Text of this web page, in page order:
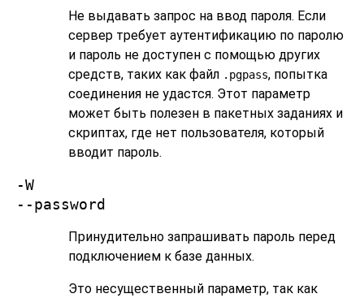
Не выдавать запрос на ввод пароля. Если
сервер требует аутентификацию по паролю
и пароль не доступен с помощью других
средств, таких как файл .pgpass, попытка
соединения не удастся. Этот параметр
может быть полезен в пакетных заданиях и
скриптах, где нет пользователя, который
вводит пароль.
-W
--password
Принудительно запрашивать пароль перед
подключением к базе данных.
Это несущественный параметр, так как